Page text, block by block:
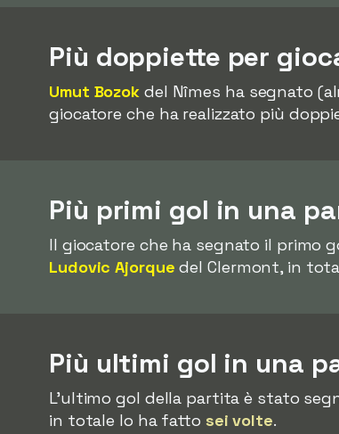
Più doppiette per
Umut Bozok del Nîmes ha segnato
giocatore che ha realizzato più
Più primi gol in una
Il giocatore che ha segnato il primo
Ludovic Ajorque del Clermont, in
Più ultimi gol in una
L'ultimo gol della partita è stato
in totale lo ha fatto sei volte.